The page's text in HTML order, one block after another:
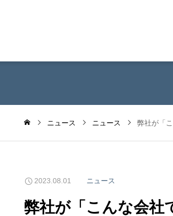
ニュース ニュース 弊社が「
2023.08.01 ニュース
弊社が「こんな会社